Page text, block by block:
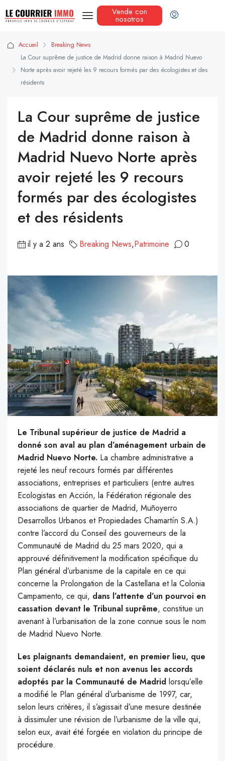
Vende con
nosotros
Accueil
Breaking News
La Cour suprême de justice de Madrid donne raison à Madrid Nuevo
Norte après avoir rejeté les 9 recours formés par des écologistes et des
résidents
La Cour suprême de justice
de Madrid donne raison à
Madrid Nuevo Norte après
avoir rejeté les 9 recours
formés par des écologistes
et des résidents
il y a 2 ans Breaking News,Patrimoine 0
Le Tribunal supérieur de justice de Madrid a
donné son aval au plan d’aménagement urbain de
Madrid Nuevo Norte. La chambre administrative a
rejeté les neuf recours formés par différentes
associations, entreprises et particuliers (entre autres
Ecologistas en Acción, la Fédération régionale des
associations de quartier de Madrid, Muñoyerro
Desarrollos Urbanos et Propiedades Chamartín S.A.)
contre l’accord du Conseil des gouverneurs de la
Communauté de Madrid du 25 mars 2020, qui a
approuvé définitivement la modification spécifique du
Plan général d’urbanisme de la capitale en ce qui
concerne la Prolongation de la Castellana et la Colonia
Campamento, ce qui, dans l’attente d’un pourvoi en
cassation devant le Tribunal suprême, constitue un
avenant à l’urbanisation de la zone connue sous le nom
de Madrid Nuevo Norte.
Les plaignants demandaient, en premier lieu, que
soient déclarés nuls et non avenus les accords
adoptés par la Communauté de Madrid lorsqu’elle
a modifié le Plan général d’urbanisme de 1997, car,
selon leurs critères, il s’agissait d’une mesure destinée
à dissimuler une révision de l’urbanisme de la ville qui,
selon eux, avait été forgée en violation du principe de
procédure.